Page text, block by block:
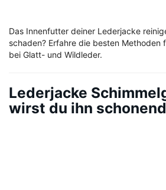
Das Innenfutter deiner Lederjacke
schaden? Erfahre die besten Methoden
bei Glatt- und Wildleder.
Lederjacke
wirst du ihn